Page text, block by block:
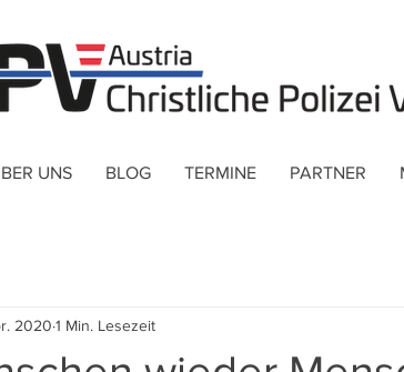
UNS BLOG TERMINE PARTNER
2020 1 Min. Lesezeit